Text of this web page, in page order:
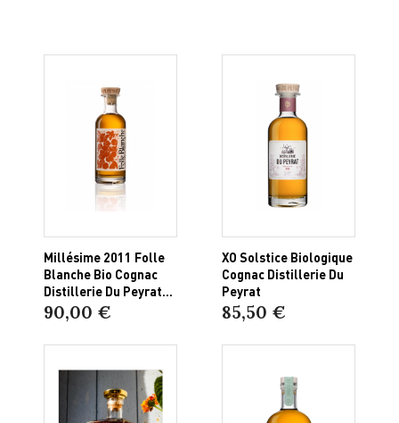
Millésime 2011 Folle
Blanche Bio Cognac
Distillerie Du Peyrat...
90,00 €
XO Solstice Biologique
Cognac Distillerie Du
Peyrat
85,50 €